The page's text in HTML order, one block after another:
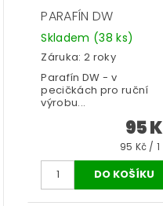
PARAFÍN DW
Skladem (38 ks)
Záruka: 2 roky
Parafín DW - v
pecičkách pro ruční
výrobu...
95
95 Kč / 1